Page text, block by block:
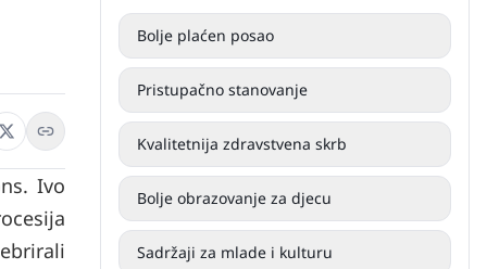
Ivo
Bolje plaćen posao
Pristupačno stanovanje
Kvalitetnija zdravstvena skrb
Bolje obrazovanje za djecu
Sadržaji za mlade i kulturu